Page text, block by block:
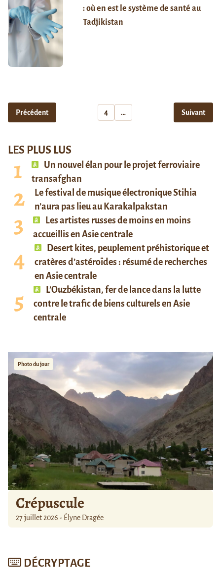
: où en est le système de santé au
Tadjikistan
Précédent 4 … Suivant
LES PLUS LUS
Un nouvel élan pour le projet ferroviaire
transafghan
Le festival de musique électronique Stihia
n’aura pas lieu au Karakalpakstan
Les artistes russes de moins en moins
accueillis en Asie centrale
Desert kites, peuplement préhistorique et
cratères d’astéroïdes : résumé de recherches
en Asie centrale
L’Ouzbékistan, fer de lance dans la lutte
contre le trafic de biens culturels en Asie
centrale
Photo du jour
Crépuscule
27 juillet 2026 - Élyne Dragée
DÉCRYPTAGE